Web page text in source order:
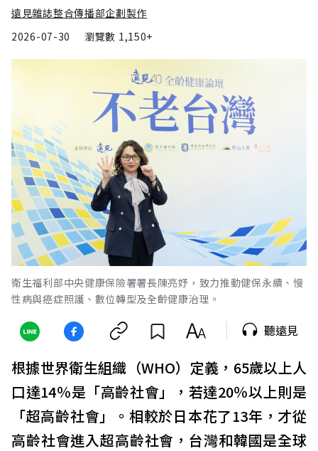
遠見雜誌整合傳播部企劃製作
2026-07-30
瀏覽數 1,150+
衛生福利部中央健康保險署署長陳亮妤，致力推動健保永續、慢
性病與癌症照護、數位轉型及全齡健康治理。
聽遠見
根據世界衛生組織（WHO）定義，65歲以上人
口達14％是「高齡社會」，若達20％以上則是
「超高齡社會」。相較於日本花了13年，才從
高齡社會進入超高齡社會，台灣和韓國是全球